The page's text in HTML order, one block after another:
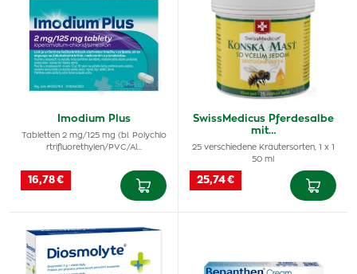
Imodium Plus
Tabletten 2 mg/125 mg (bl. Polychlo
rtrifluorethylen/PVC/Al…
16,78 €
SwissMedicus Pferdesalbe
mit…
25 verschiedene Kräutersorten, 1 x 1
50 ml
25,74 €